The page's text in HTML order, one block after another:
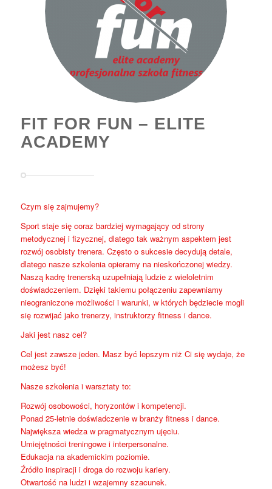
FIT FOR FUN – ELITE
ACADEMY
Czym się zajmujemy?
Sport staje się coraz bardziej wymagający od strony
metodycznej i fizycznej, dlatego tak ważnym aspektem jest
rozwój osobisty trenera. Często o sukcesie decydują detale,
dlatego nasze szkolenia opieramy na nieskończonej wiedzy.
Naszą kadrę trenerską uzupełniają ludzie z wieloletnim
doświadczeniem. Dzięki takiemu połączeniu zapewniamy
nieograniczone możliwości i warunki, w których będziecie mogli
się rozwijać jako trenerzy, instruktorzy fitness i dance.
Jaki jest nasz cel?
Cel jest zawsze jeden. Masz być lepszym niż Ci się wydaje, że
możesz być!
Nasze szkolenia i warsztaty to:
Rozwój osobowości, horyzontów i kompetencji.
Ponad 25-letnie doświadczenie w branży fitness i dance.
Największa wiedza w pragmatycznym ujęciu.
Umiejętności treningowe i interpersonalne.
Edukacja na akademickim poziomie.
Źródło inspiracji i droga do rozwoju kariery.
Otwartość na ludzi i wzajemny szacunek.